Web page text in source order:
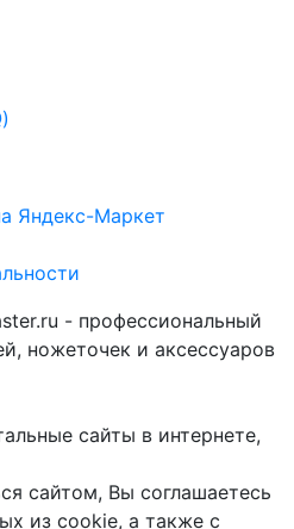
- профессиональный
ножеточек и аксессуаров
сайты в интернете,
сайтом, Вы соглашаетесь
из cookie, а также с